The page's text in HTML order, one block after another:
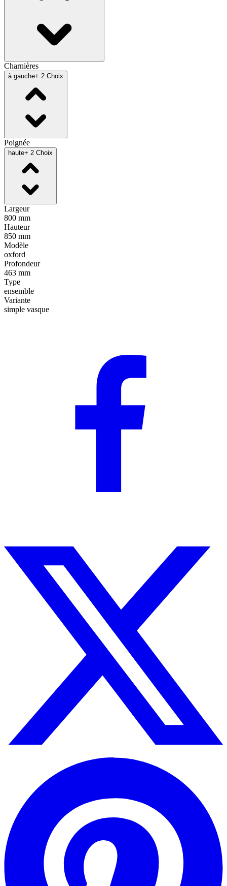
Charnières
à gauche+ 2 Choix
Poignée
haute+ 2 Choix
Largeur
800 mm
Hauteur
850 mm
Modèle
oxford
Profondeur
463 mm
Type
ensemble
Variante
simple vasque